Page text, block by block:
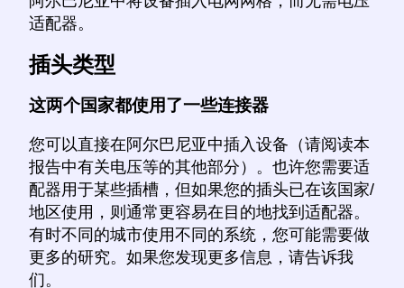
适配器。
插头类型
这两个国家都使用了一些连接器
您可以直接在阿尔巴尼亚中插入设备（请阅读本
报告中有关电压等的其他部分）。也许您需要适
配器用于某些插槽，但如果您的插头已在该国家/
地区使用，则通常更容易在目的地找到适配器。
有时不同的城市使用不同的系统，您可能需要做
更多的研究。如果您发现更多信息，请告诉我
们。